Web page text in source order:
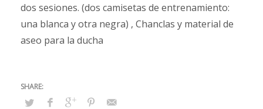
dos sesiones. (dos camisetas de entrenamiento:
una blanca y otra negra) , Chanclas y material de
aseo para la ducha